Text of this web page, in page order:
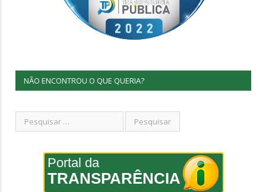
NÃO ENCONTROU O QUE QUERIA?
Portal da
TRANSPARÊNCIA